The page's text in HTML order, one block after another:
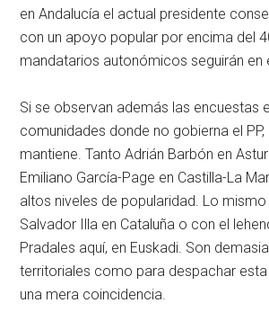
en Andalucía el actual presidente
con un apoyo popular por encima del
mandatarios autonómicos seguirán en
Si se observan además las encuestas
comunidades donde no gobierna el
mantiene. Tanto Adrián Barbón en
Emiliano García-Page en Castilla-La
altos niveles de popularidad. Lo
Salvador Illa en Cataluña o con el
Pradales aquí, en Euskadi. Son
territoriales como para despachar
una mera coincidencia.